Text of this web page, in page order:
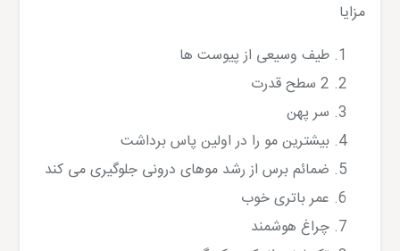
مزایا
طیف وسیعی از پیوست ها
2 سطح قدرت
سر پهن
بیشترین مو را در اولین پاس برداشت
ضمائم برس از رشد موهای درونی جلوگیری می کند
عمر باتری خوب
چراغ هوشمند